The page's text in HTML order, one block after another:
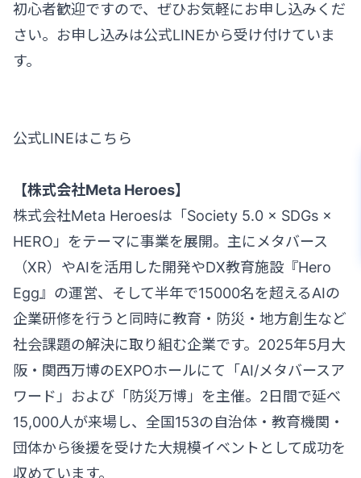
初心者歓迎ですので、ぜひお気軽にお申し込みくだ
さい。お申し込みは公式LINEから受け付けていま
す。
公式LINEはこちら
【株式会社Meta Heroes】
株式会社Meta Heroesは「Society 5.0 × SDGs ×
HERO」をテーマに事業を展開。主にメタバース
（XR）やAIを活用した開発やDX教育施設『Hero
Egg』の運営、そして半年で15000名を超えるAIの
企業研修を行うと同時に教育・防災・地方創生など
社会課題の解決に取り組む企業です。2025年5月大
阪・関西万博のEXPOホールにて「AI/メタバースア
ワード」および「防災万博」を主催。2日間で延べ
15,000人が来場し、全国153の自治体・教育機関・
団体から後援を受けた大規模イベントとして成功を
収めています。